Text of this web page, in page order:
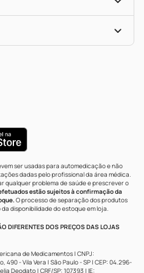
ser usadas para automedicação e não
dadas pelo profissional da área médica.
qualquer problema de saúde e prescrever o
estão sujeitos à confirmação da
O processo de separação dos produtos
disponibilidade do estoque em loja.
DIFERENTES DOS PREÇOS DAS LOJAS
de Medicamentos | CNPJ:
490 - Vila Vera | São Paulo - SP | CEP: 04.296-
Deodato | CRF/SP: 107393 | IE: